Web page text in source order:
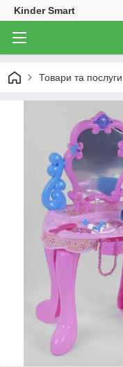
Kinder Smart
Товари та послуги